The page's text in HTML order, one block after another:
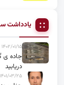
یادداشت
۱۴۰۲/۰۱/۱۵ - ۱۱:۵۳
جاده ی
دریابید
۱۴۰۱/۰۳/۲۵ - ۲۱:۲۴